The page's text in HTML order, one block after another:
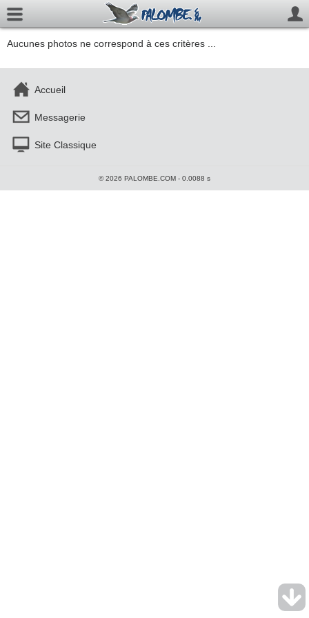
Aucunes photos ne correspond à ces critères ...
Accueil
Messagerie
Site Classique
© 2026 PALOMBE.COM - 0.0088 s